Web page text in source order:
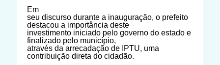
Em
seu discurso durante a inauguração, o prefeito
destacou a importância deste
investimento iniciado pelo governo do estado e
finalizado pelo município,
através da arrecadação de IPTU, uma
contribuição direta do cidadão.